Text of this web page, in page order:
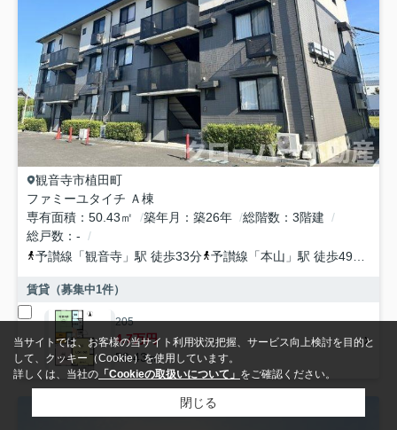
観音寺市植田町
ファミーユタイチ Ａ棟
専有面積
50.43㎡ 築年月 築26年 総階数
3階建
総戸数
-
予讃線 「観音寺 」駅 徒歩33分 予讃線 「本山 」駅 徒歩49分
賃貸（募集中1件）
205
4.7万円
50.43㎡
当サイトでは、お客様の当サイト利用状況把握、サービス向上検討を目的と
して、クッキー（Cookie）を使用しています。
詳しくは、当社の 「Cookieの取扱いについて」 をご確認ください。
閉じる